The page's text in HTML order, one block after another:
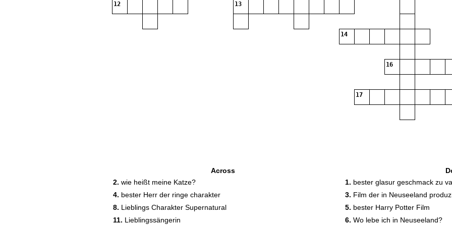
12 13
14
16
17
Across
2. wie heißt meine Katze?
4. bester Herr der ringe charakter
8. Lieblings Charakter Supernatural
11. Lieblingssängerin
1. bester glasur geschmack zu
3. Film der in Neuseeland
5. bester Harry Potter Film
6. Wo lebe ich in Neuseeland?